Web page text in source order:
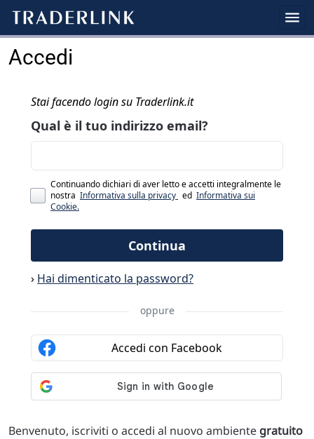
Accedi
Benvenuto, iscriviti o accedi al nuovo ambiente gratuito